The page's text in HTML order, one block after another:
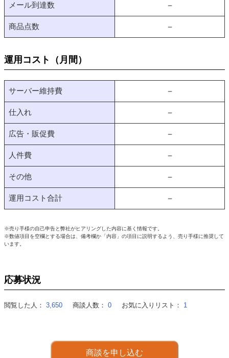
メール到達数 －
商品点数 －
運用コスト（月間）
サーバー維持費 －
仕入れ －
広告・販促費 －
人件費 －
その他 －
運用コスト合計 －
※売り手様の自己申告と弊社がヒアリングした内容に基く情報です。
※数値項目を空欄とする場合は、備考欄か「内容」の項目に説明するよう、売り手様に推奨して
います。
応募状況
閲覧した人： 3,650 商談人数： 0 お気に入りリスト： 1
商談を申し込む